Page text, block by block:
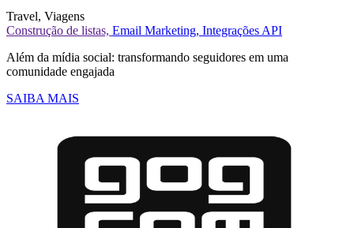
Travel, Viagens
Construção de listas, Email Marketing, Integrações API
Além da mídia social: transformando seguidores em uma
comunidade engajada
SAIBA MAIS